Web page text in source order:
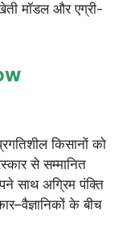
मॉडल और एग्री-
किसानों को
से सम्मानित
साथ अग्रिम पंक्ति
के बीच